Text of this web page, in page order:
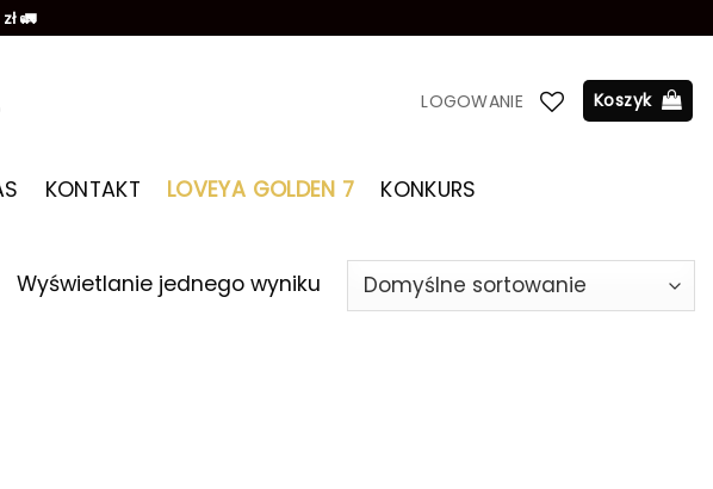
🚛
LOGOWANIE Koszyk
KONTAKT LOVEYA GOLDEN 7 KONKURS
Wyświetlanie jednego wyniku